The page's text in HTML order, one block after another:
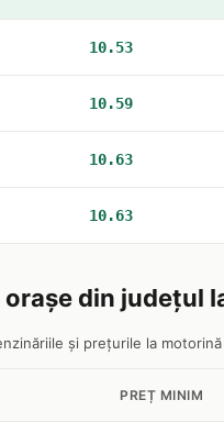
10.53
10.59
10.63
10.63
din județul
și prețurile la
PREȚ MINIM